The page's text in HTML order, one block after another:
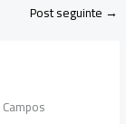
Post seguinte →
Campos